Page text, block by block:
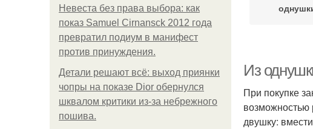
Невеста без права выбора: как
показ Samuel Cirnansck 2012 года
превратил подиум в манифест
против принуждения.
Детали решают всё: выход приянки
чопры на показе Dior обернулся
шквалом критики из-за небрежного
пошива.
Из
При покупке
возможностью
двушку: